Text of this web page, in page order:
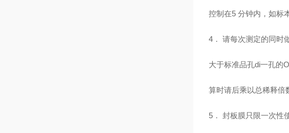
控制在5 分钟内，如标
4． 请每次测定的同时
大于标准品孔di一孔的
算时请后乘以总稀释倍
5． 封板膜只限一次性